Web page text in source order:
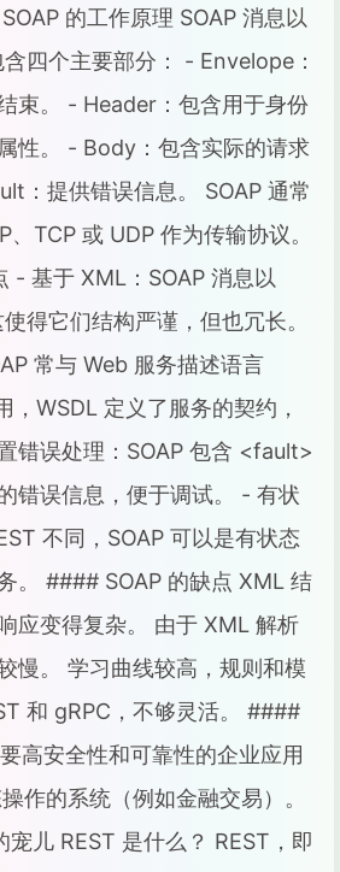
的工作原理 SOAP 消息以
四个主要部分： - Envelope：
束。 - Header：包含用于身份
性。 - Body：包含实际的请求
：提供错误信息。 SOAP 通常
TCP 或 UDP 作为传输协议。
- 基于 XML：SOAP 消息以
得它们结构严谨，但也冗长。
常与 Web 服务描述语言
，WSDL 定义了服务的契约，
错误处理：SOAP 包含 <fault>
错误信息，便于调试。 - 有状
不同，SOAP 可以是有状态
。 #### SOAP 的缺点 XML 结
应变得复杂。 由于 XML 解析
慢。 学习曲线较高，规则和模
和 gRPC，不够灵活。 ####
高安全性和可靠性的企业应用
作的系统（例如金融交易）。
儿 REST 是什么？ REST，即